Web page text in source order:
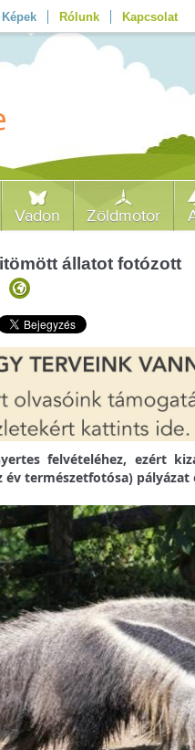
Képek Rólunk Kapcsolat
Vadon Zöldmotor
állatot fotózott
felvételéhez, ezért
év természetfotósa)